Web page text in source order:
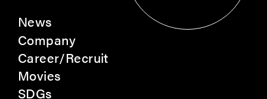
News
Company
Career/Recruit
Movies
SDGs